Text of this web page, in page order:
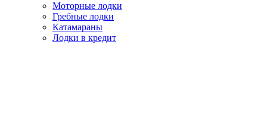
Моторные лодки
Гребные лодки
Катамараны
Лодки в кредит